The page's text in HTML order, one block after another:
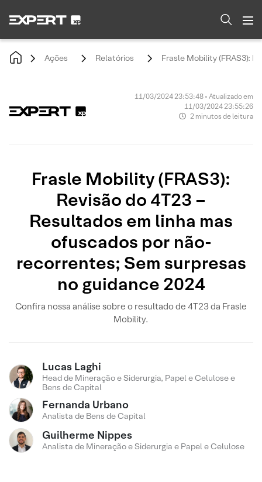
Ações Relatórios Frasle Mobility (FRAS3):
11/03/2024 23:53:48 • Atualizado em
11/03/2024 23:55:26
2 minutos de leitura
Frasle Mobility (FRAS3):
Revisão do 4T23 –
Resultados em linha mas
ofuscados por não-
recorrentes; Sem surpresas
no guidance 2024
Confira nossa análise sobre o resultado de 4T23 da Frasle
Mobility.
Lucas Laghi
Head de Mineração e Siderurgia, Papel e Celulose e
Bens de Capital
Fernanda Urbano
Analista de Bens de Capital
Guilherme Nippes
Analista de Mineração e Siderurgia e Papel e Celulose